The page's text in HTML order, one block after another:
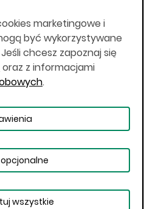
jurysdykcji, w której
z prawem lub w
nabycie produktów
lub w której nie
Prawa obowiązujące
czy jest możliwe
produktów
Dane osobowe
marketingowe i
być wykorzystywane
chcesz zapoznaj się
oraz z informacjami
.
wszystkie